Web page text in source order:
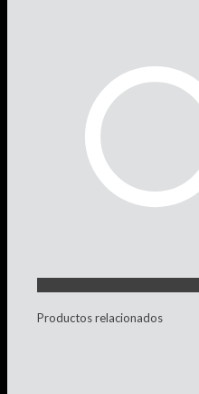
Productos relacionados